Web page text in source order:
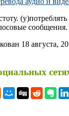
сообщения.
18 августа,